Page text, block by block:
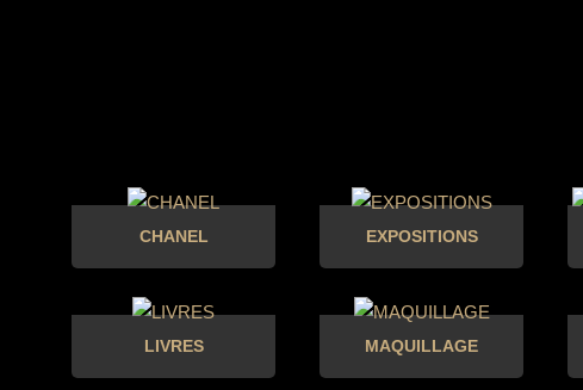
CHANEL EXPOSITIONS
LIVRES MAQUILLAGE